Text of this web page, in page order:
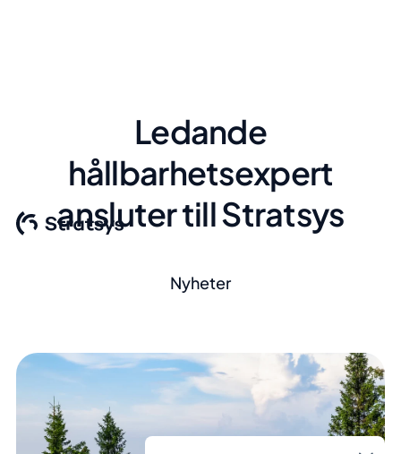
Ledande
hållbarhetsexpert
ansluter till Stratsys
Nyheter